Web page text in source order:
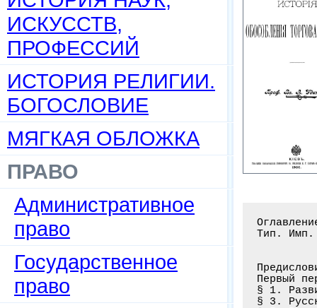
ИСКУССТВ,
ПРОФЕССИЙ
ИСТОРИЯ РЕЛИГИИ.
БОГОСЛОВИЕ
МЯГКАЯ ОБЛОЖКА
ПРАВО
Административное
право
Государственное
право
Тип. Имп.
Первый
§ 1.
§ 3.